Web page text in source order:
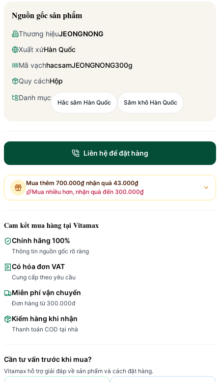
Nguồn gốc sản phẩm
Thương hiệuJEONGNONG
Xuất xứHàn Quốc
Mã vạchhacsamJEONGNONG300g
Quy cáchHộp
Danh mục
Hắc sâm Hàn Quốc Sâm khô Hàn Quốc
Liên hệ để đặt hàng
Mua thêm 700.000₫ nhận quà 43.000₫
Mua nhiều hơn, nhận quà đến 300.000₫
Cam kết mua hàng tại Vitamax
Chính hãng 100%
Thông tin nguồn gốc rõ ràng
Có hóa đơn VAT
Cung cấp theo yêu cầu
Miễn phí vận chuyển
Đơn hàng từ 300.000đ
Kiểm hàng khi nhận
Thanh toán COD tại nhà
Cần tư vấn trước khi mua?
Vitamax hỗ trợ giải đáp về sản phẩm và cách đặt hàng.